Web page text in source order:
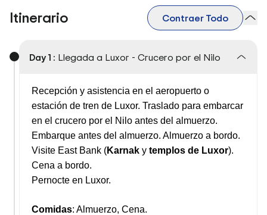
Itinerario Contraer Todo
Day 1 : Llegada a Luxor - Crucero por el Nilo
Recepción y asistencia en el aeropuerto o
estación de tren de Luxor. Traslado para embarcar
en el crucero por el Nilo antes del almuerzo.
Embarque antes del almuerzo. Almuerzo a bordo.
Visite East Bank (Karnak y templos de Luxor).
Cena a bordo.
Pernocte en Luxor.
Comidas: Almuerzo, Cena.